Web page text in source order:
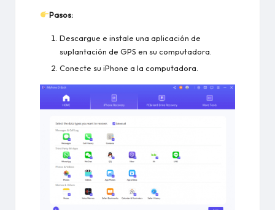
Pasos:
Descargue e instale una aplicación de
suplantación de GPS en su computadora.
Conecte su iPhone a la computadora.